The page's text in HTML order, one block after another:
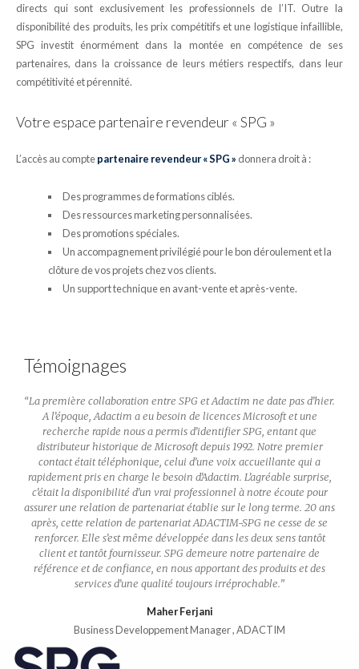
directs qui sont exclusivement les professionnels de l’IT. Outre la
disponibilité des produits, les prix compétitifs et une logistique infaillible,
SPG investit énormément dans la montée en compétence de ses
partenaires, dans la croissance de leurs métiers respectifs, dans leur
compétitivité et pérennité.
Votre espace partenaire revendeur « SPG »
L’accès au comptepartenaire revendeur « SPG » donnera droit à :
Des programmes de formations ciblés.
Des ressources marketing personnalisées.
Des promotions spéciales.
Un accompagnement privilégié pour le bon déroulement et la
clôture de vos projets chez vos clients.
Un support technique en avant-vente et après-vente.
Témoignages
“La première collaboration entre SPG et Adactim ne date pas d’hier.
A l’époque, Adactim a eu besoin de licences Microsoft et une
recherche rapide nous a permis d’identifier SPG, entant que
distributeur historique de Microsoft depuis 1992. Notre premier
contact était téléphonique, celui d’une voix accueillante qui a
rapidement pris en charge le besoin d’Adactim. L’agréable surprise,
c’était la disponibilité d’un vrai professionnel à notre écoute pour
assurer une relation de partenariat établie sur le long terme. 20 ans
après, cette relation de partenariat ADACTIM-SPG ne cesse de se
renforcer. Elle s’est même développée dans les deux sens tantôt
client et tantôt fournisseur. SPG demeure notre partenaire de
référence et de confiance, en nous apportant des produits et des
services d’une qualité toujours irréprochable.”
Maher Ferjani
Business Developpement Manager , ADACTIM